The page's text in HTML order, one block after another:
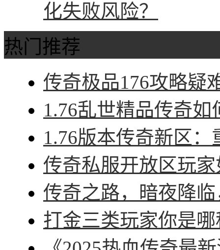
化失败风险？
热门推荐
传奇极品176攻略疑
1.76乱世精品传奇
1.76版本传奇新区
传奇私服开放区玩
传奇之路，暗夜降
打金三类玩家你是